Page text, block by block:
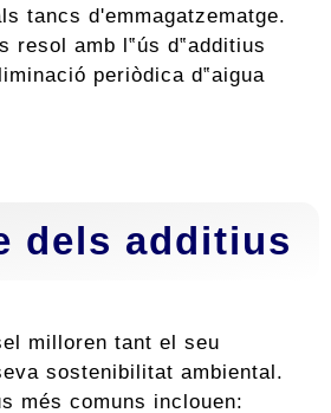
tancs d'emmagatzematge.
resol amb l‟ús d‟additius
periòdica d‟aigua
dels additius
milloren tant el seu
sostenibilitat ambiental.
més comuns inclouen: